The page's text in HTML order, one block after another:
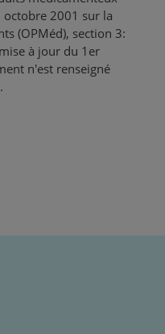
octobre 2001 sur la
(OPMéd), section 3:
à jour du 1er
n'est renseigné